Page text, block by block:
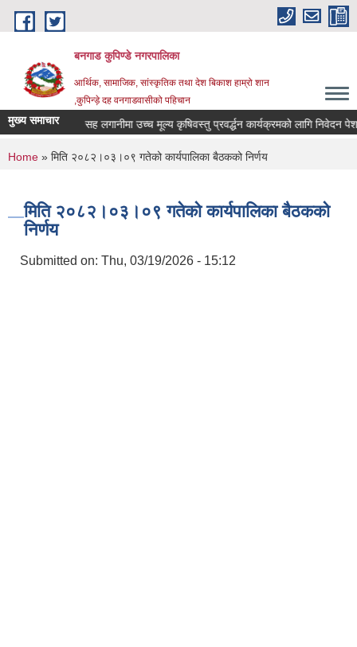
Skip to main content
बनगाड कुपिण्डे नगरपालिका
आर्थिक, सामाजिक, सांस्कृतिक तथा देश बिकाश हाम्रो शान
,कुपिन्ड़े दह वनगाडवासीको पहिचान
मुख्य समाचार सह लगानीमा उच्च मूल्य कृषिवस्तु प्रवर्द्धन कार्यक्रमको लागि निवेदन पेश
You are here
Home » मिति २०८२।०३।०९ गतेको कार्यपालिका बैठकको निर्णय
मिति २०८२।०३।०९ गतेको कार्यपालिका बैठकको
निर्णय
Submitted on: Thu, 03/19/2026 - 15:12